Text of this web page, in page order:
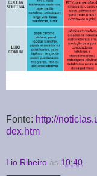
Fonte: http://
dex.htm
Lio Ribeiro às 10:40